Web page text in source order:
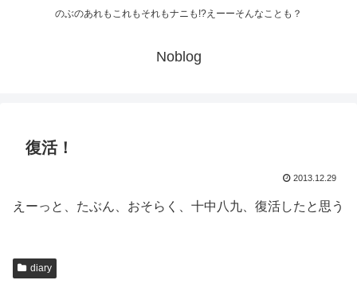
のぶのあれもこれもそれもナニも!?えーーそんなことも？
Noblog
復活！
2013.12.29
えーっと、たぶん、おそらく、十中八九、復活したと思う
diary